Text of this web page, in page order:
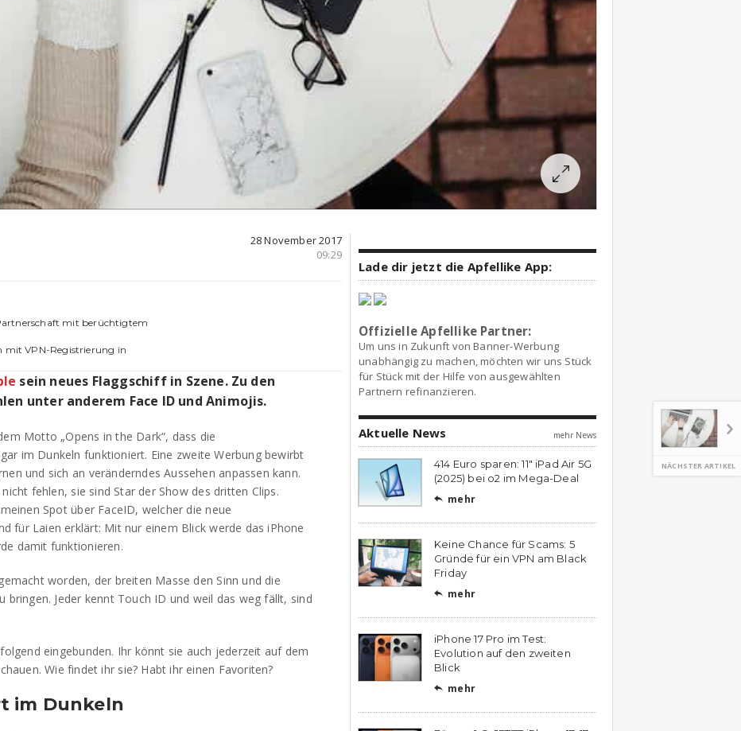
NÄCHSTER ARTIKEL
28 November 2017
09:29
mit berüchtigtem
mit VPN-Registrierung in
sein neues Flaggschiff in Szene. Zu den
unter anderem Face ID und Animojis.
Motto „Opens in the Dark“, dass die
im Dunkeln funktioniert. Eine zweite Werbung bewirbt
und sich an veränderndes Aussehen anpassen kann.
fehlen, sie sind Star der Show des dritten Clips.
Spot über FaceID, welcher die neue
für Laien erklärt: Mit nur einem Blick werde das iPhone
damit funktionieren.
worden, der breiten Masse den Sinn und die
bringen. Jeder kennt Touch ID und weil das weg fällt, sind
eingebunden. Ihr könnt sie auch jederzeit auf dem
Wie findet ihr sie? Habt ihr einen Favoriten?
im Dunkeln
Lade dir jetzt die Apfellike App:
Offizielle Apfellike Partner:
Um uns in Zukunft von Banner-Werbung
unabhängig zu machen, möchten wir uns Stück
für Stück mit der Hilfe von ausgewählten
Partnern refinanzieren.
Aktuelle News mehr News
414 Euro sparen: 11″ iPad Air 5G
(2025) bei o2 im Mega-Deal
 mehr
Keine Chance für Scams: 5
Gründe für ein VPN am Black
Friday
 mehr
iPhone 17 Pro im Test:
Evolution auf den zweiten
Blick
 mehr